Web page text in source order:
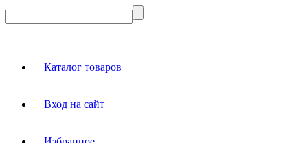
Каталог товаров
Вход на сайт